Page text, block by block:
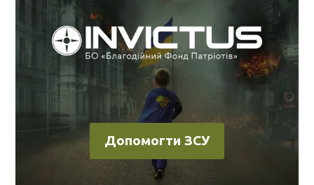
Допомогти ЗСУ